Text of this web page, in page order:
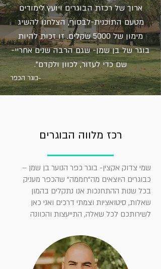
ארוך של רכזת הבוגרים ויועץ לימודים
מטעם התוכנית-לבסוף, הצלחנו להשיג
מימון של 5000 שקלים. זו זכות להיות
בוגר של בן שמן- שגם הרבה שנים אחריי-
שם כדי לעזור, לכוון ולקדם".
-בוגר הכפר
רכז מלווה הבוגרים
שמי צדוק אקצין- בוגר כפר הנוער בן שמן –
כבוגרים היוצאים מה"חממה" שהכפר מעניק
בכל שנות ההתחנכות אנו נתקלים בהמון
שאלות, סיטואציות וצמתי דרכים ואני כאן
לשירותכם לכל שאלה, התייעצות והכוונה